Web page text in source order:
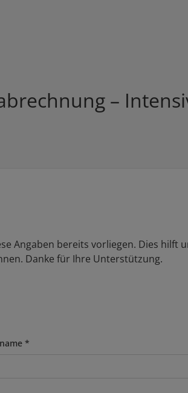
–
Angaben bereits vorliegen. Dies hilft
Danke für Ihre Unterstützung.